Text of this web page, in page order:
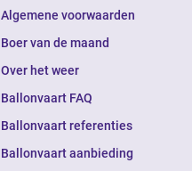
Algemene voorwaarden
Boer van de maand
Over het weer
Ballonvaart FAQ
Ballonvaart referenties
Ballonvaart aanbieding